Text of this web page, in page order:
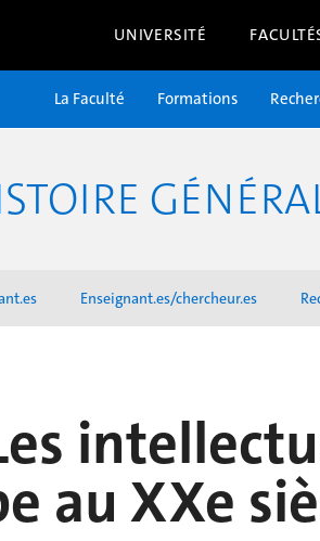
UNIVERSITÉ
La Faculté Formations
Enseignant.es/chercheur.es
au XXe